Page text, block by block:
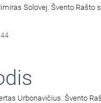
Solovej. Švento Rašto
Urbonavičius. Švento